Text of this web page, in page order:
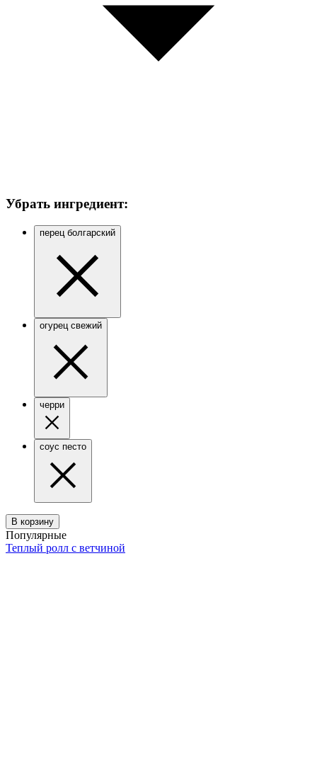
Убрать ингредиент:
перец болгарский
огурец свежий
черри
соус песто
В корзину
Популярные
Теплый ролл с ветчиной